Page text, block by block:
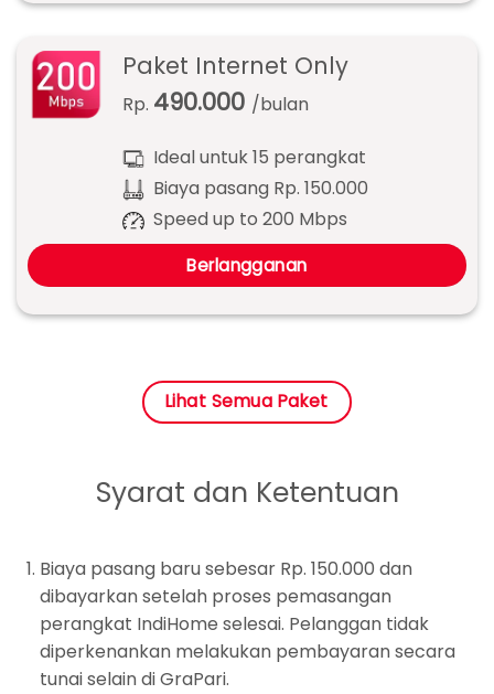
Paket Internet Only
Rp. 490.000 /bulan
Ideal untuk 15 perangkat
Biaya pasang Rp. 150.000
Speed up to 200 Mbps
Berlangganan
Lihat Semua Paket
Syarat dan Ketentuan
Biaya pasang baru sebesar Rp. 150.000 dan
dibayarkan setelah proses pemasangan
perangkat IndiHome selesai. Pelanggan tidak
diperkenankan melakukan pembayaran secara
tunai selain di GraPari.